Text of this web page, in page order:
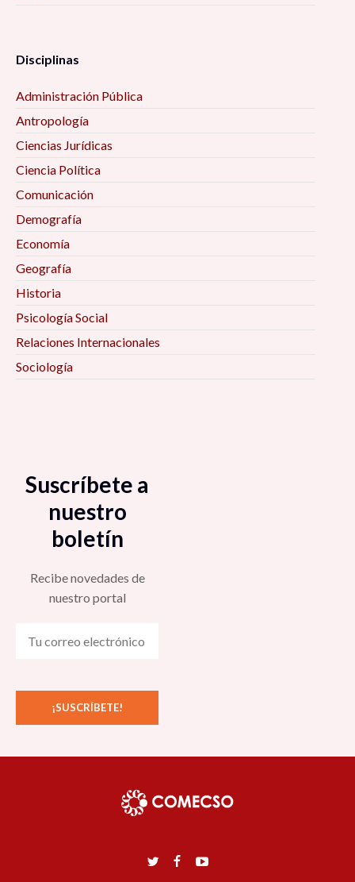
Disciplinas
Administración Pública
Antropología
Ciencias Jurídicas
Ciencia Política
Comunicación
Demografía
Economía
Geografía
Historia
Psicología Social
Relaciones Internacionales
Sociología
Suscríbete a
nuestro
boletín
Recibe novedades de
nuestro portal